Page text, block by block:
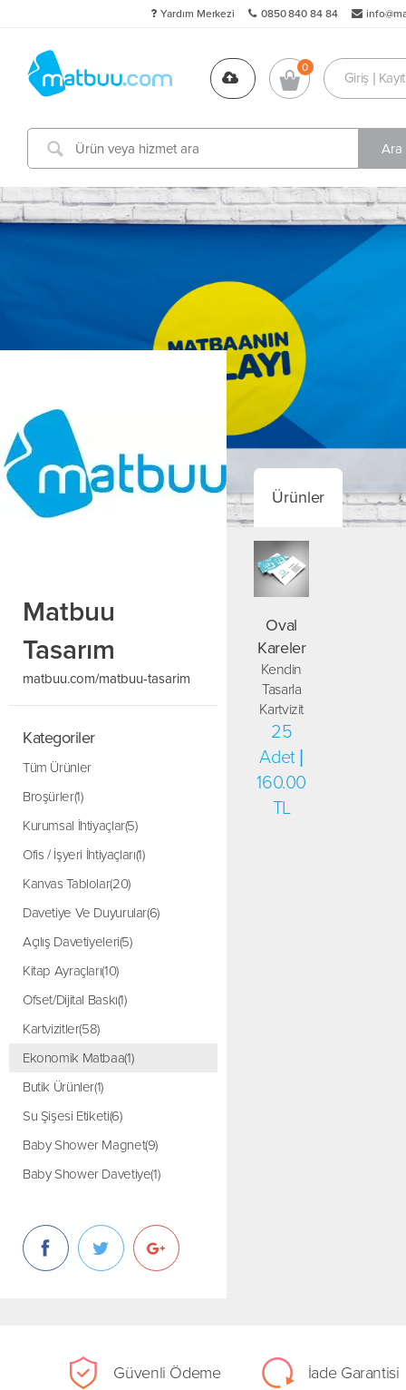
0850 840 84 84
Yardım Merkezi
Giriş | Kayıt
Ürünler
Matbuu
Tasarım
matbuu.com/matbuu-tasarim
Kategoriler
Tüm Ürünler
Broşürler(1)
Kurumsal İhtiyaçlar(5)
Ofis / İşyeri İhtiyaçları(1)
Kanvas Tablolar(20)
Davetiye Ve Duyurular(6)
Açılış Davetiyeleri(5)
Kitap Ayraçları(10)
Ofset/Dijital Baskı(1)
Kartvizitler(58)
Ekonomik Matbaa(1)
Butik Ürünler(1)
Su Şişesi Etiketi(6)
Baby Shower Magnet(9)
Baby Shower Davetiye(1)
Oval
Kareler
Kendin
Tasarla
Kartvizit
25
Adet |
160.00
TL
Güvenli Ödeme İade Garantisi